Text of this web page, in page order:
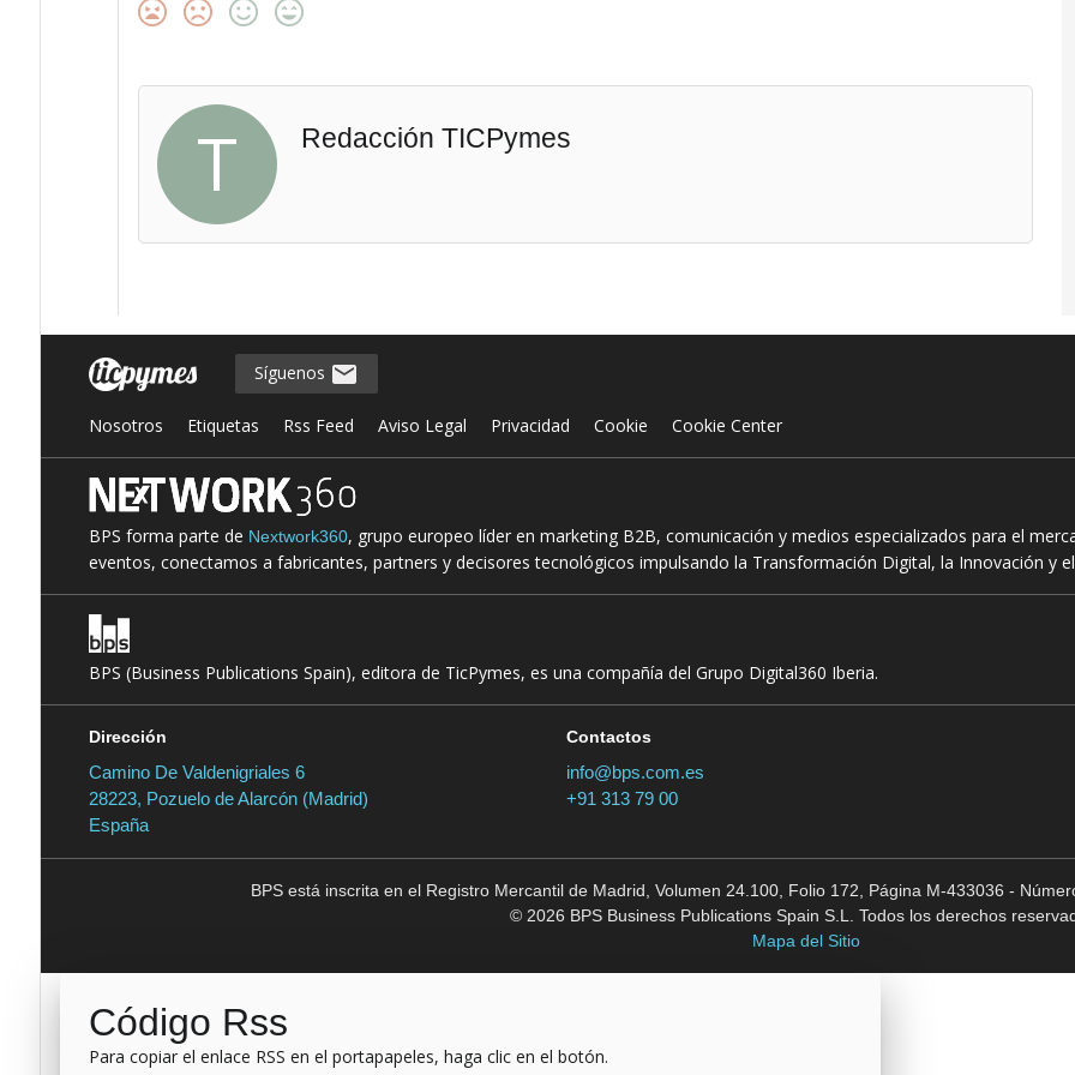
T Redacción TICPymes
Síguenos
Nosotros Etiquetas Rss Feed Aviso Legal Privacidad Cookie Cookie Center
BPS forma parte de Nextwork360, grupo europeo líder en marketing B2B, comunicación y medios especializados para el
eventos, conectamos a fabricantes, partners y decisores tecnológicos impulsando la Transformación Digital, la Innovación y
BPS (Business Publications Spain), editora de TicPymes, es una compañía del Grupo Digital360 Iberia.
Dirección
Camino De Valdenigriales 6
28223, Pozuelo de Alarcón (Madrid)
España
Contactos
info@bps.com.es
+91 313 79 00
BPS está inscrita en el Registro Mercantil de Madrid, Volumen 24.100, Folio 172, Página M-433036 -
© 2026 BPS Business Publications Spain S.L. Todos los derechos
Mapa del Sitio
Código Rss
Para copiar el enlace RSS en el portapapeles, haga clic en el botón.